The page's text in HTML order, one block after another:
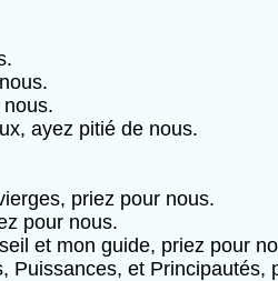
ayez pitié de nous.
priez pour nous.
pour nous.
et mon guide, priez pour
Puissances, et Principautés,